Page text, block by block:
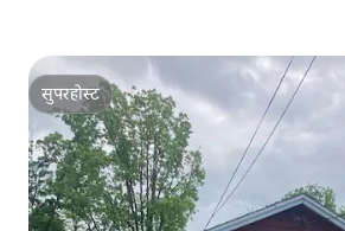
सुपरहोस्ट
सुपरहोस्ट